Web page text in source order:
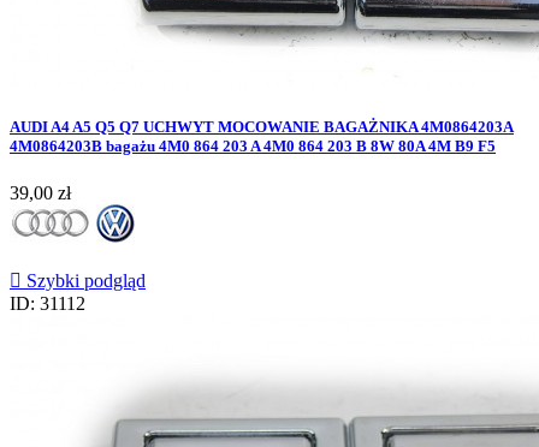
AUDI A4 A5 Q5 Q7 UCHWYT MOCOWANIE BAGAŻNIKA 4M0864203A
4M0864203B bagażu 4M0 864 203 A 4M0 864 203 B 8W 80A 4M B9 F5
Cena
39,00 zł
 Szybki podgląd
ID: 31112